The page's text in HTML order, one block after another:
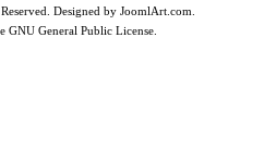
Designed by JoomlArt.com
GNU General Public License.